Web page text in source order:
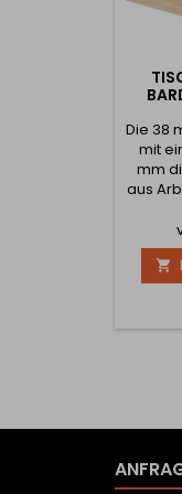
Die 38
mit
mm
aus
dick
sehr
wird